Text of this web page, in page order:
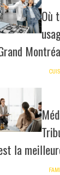
Où
la